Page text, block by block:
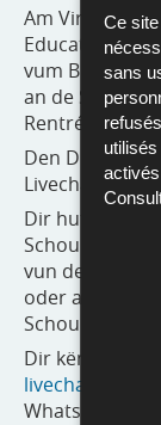
Ce
sans
Am Virfeld
Educatioun,
vum
an de
Rentrée.
Den Dialog
Livechat
Dir hutt eng
Schoulen a
vun de Kanner
oder
Schoulen a
Dir kënnt elo
livechat@men.lu
Whatsapp) op